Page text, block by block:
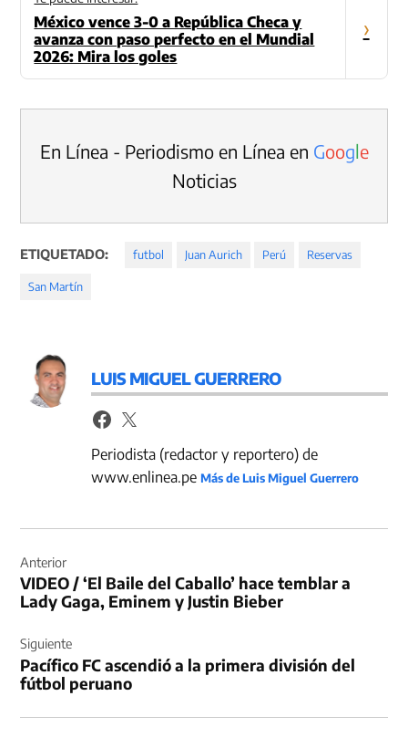
México vence 3-0 a República Checa y
avanza con paso perfecto en el Mundial
2026: Mira los goles
›
En Línea - Periodismo en Línea en Google
Noticias
ETIQUETADO: futbol Juan Aurich Perú Reservas
San Martín
LUIS MIGUEL GUERRERO
Periodista (redactor y reportero) de
www.enlinea.peMás de Luis Miguel Guerrero
de
entradas
Anterior
VIDEO / ‘El Baile del Caballo’ hace temblar a
Lady Gaga, Eminem y Justin Bieber
Siguiente
Pacífico FC ascendió a la primera división del
fútbol peruano